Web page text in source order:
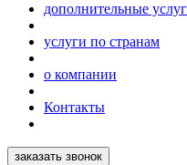
дополнительные
услуги по странам
о компании
Контакты
заказать звонок